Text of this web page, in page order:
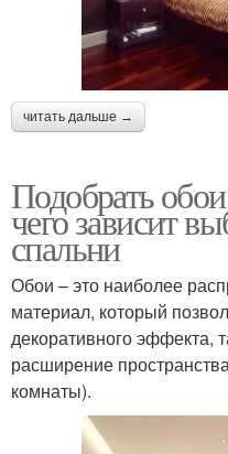
читать дальше →
Подобрать
чего зависит
спальни
Обои – это наиболее
материал, который
декоративного эффекта,
расширение
комнаты).